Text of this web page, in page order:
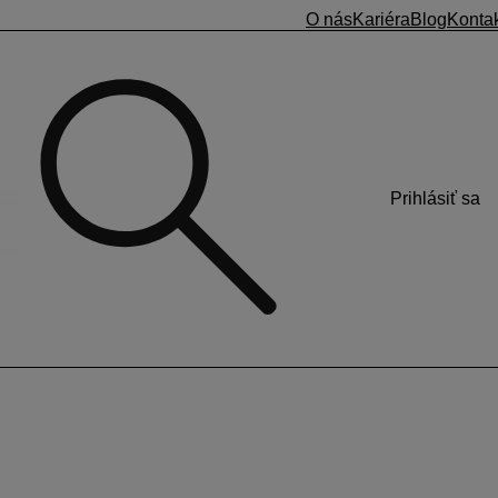
O násKariéra Blog
Prihlásiť sa